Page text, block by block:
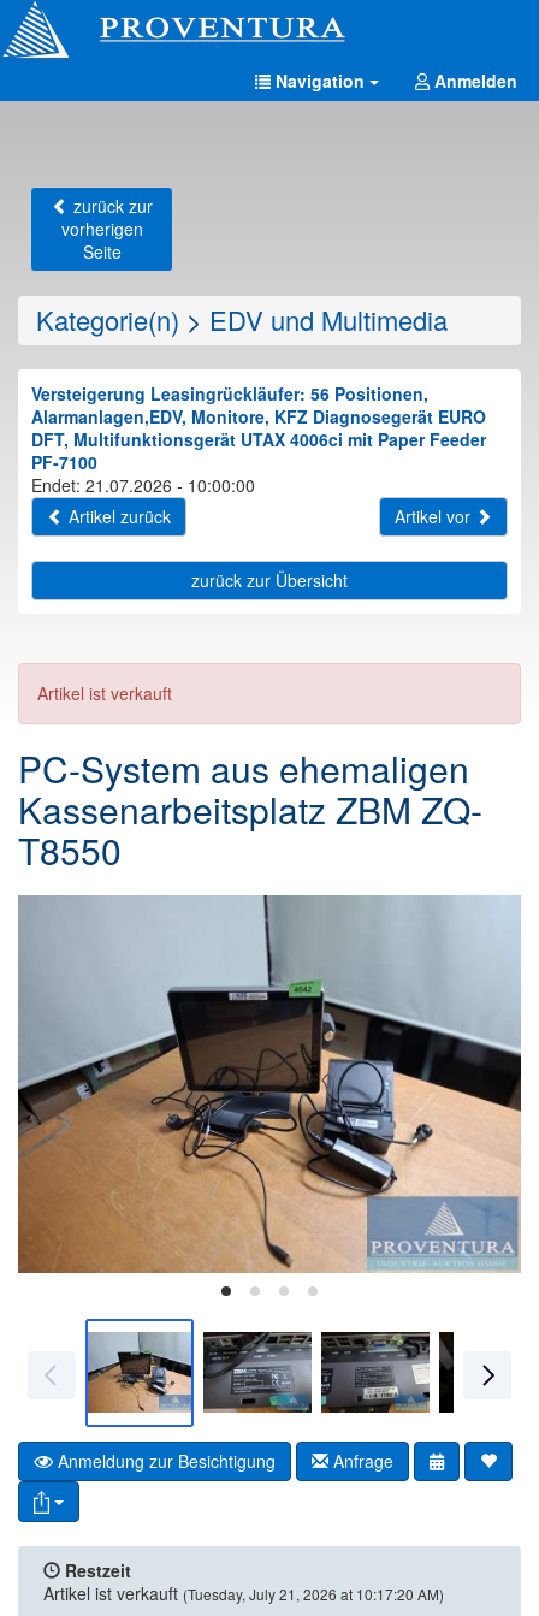
Navigation Anmelden
zurück zur
vorherigen
Seite
Kategorie(n) > EDV und Multimedia
Versteigerung Leasingrückläufer: 56 Positionen,
Alarmanlagen,EDV, Monitore, KFZ Diagnosegerät EURO
DFT, Multifunktionsgerät UTAX 4006ci mit Paper Feeder
PF-7100
Endet: 21.07.2026 - 10:00:00
Artikel zurück
Artikel vor
zurück zur Übersicht
Artikel ist verkauft
PC-System aus ehemaligen
Kassenarbeitsplatz ZBM ZQ-
T8550
Anmeldung zur Besichtigung Anfrage
Restzeit
Artikel ist verkauft (Tuesday, July 21, 2026 at 10:17:20 AM)